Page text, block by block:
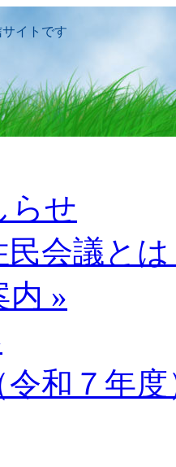
イトです
らせ
民会議と
内 »
和７年度